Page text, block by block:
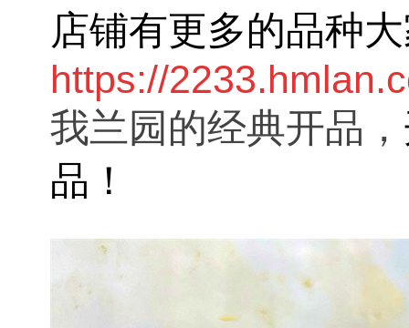
店铺有更多的品种
https://
我兰园的经典开品，
品！